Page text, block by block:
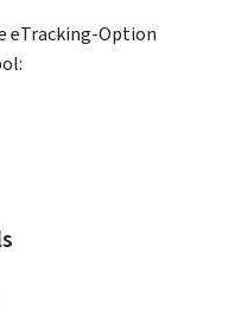
eTracking-Option